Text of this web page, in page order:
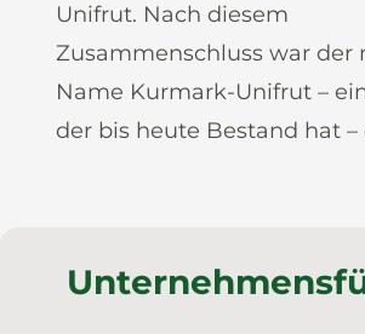
Unifrut. Nach diesem
Zusammenschluss war der
Name Kurmark-Unifrut –
der bis heute Bestand hat –